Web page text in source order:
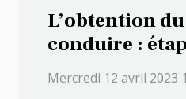
L’obtention
conduire :
conditions
Mercredi 12 avril 2023